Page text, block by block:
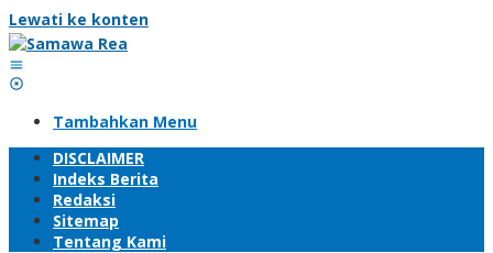
Lewati ke konten
Tambahkan Menu
DISCLAIMER
Indeks Berita
Redaksi
Sitemap
Tentang Kami